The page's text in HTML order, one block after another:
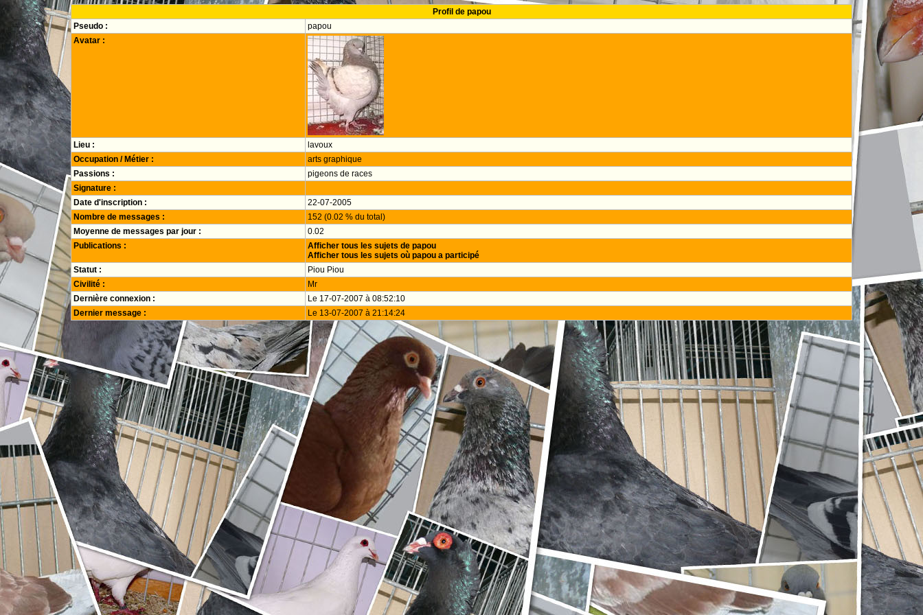
Profil de papou
Pseudo :
papou
Avatar :
Lieu :
lavoux
Occupation / Métier :
arts graphique
Passions :
pigeons de races
Signature :
Date d'inscription :
22-07-2005
Nombre de messages :
152 (0.02 % du total)
Moyenne de messages par jour :
0.02
Publications :
Afficher tous les sujets de papou
Afficher tous les sujets où papou a participé
Statut :
Piou Piou
Civilité :
Mr
Dernière connexion :
Le 17-07-2007 à 08:52:10
Dernier message :
Le 13-07-2007 à 21:14:24